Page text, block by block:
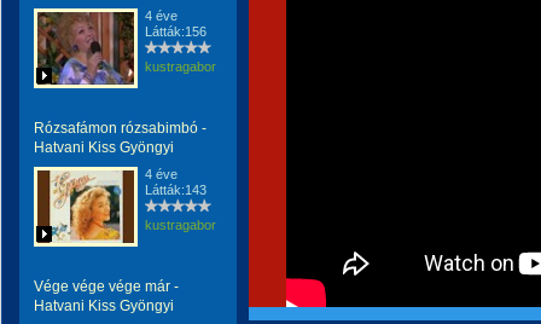
4 éve
Látták:156
kustragabor
Rózsafámon rózsabimbó -
Hatvani Kiss Gyöngyi
4 éve
Látták:143
kustragabor
Vége vége vége már -
Hatvani Kiss Gyöngyi